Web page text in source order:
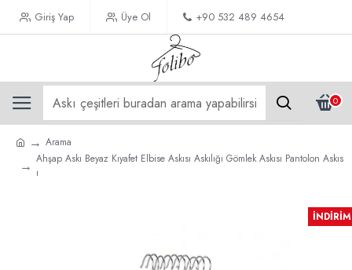
Giriş Yap Üye Ol +90 532 489 4654
0
Arama
Ahşap Askı Beyaz Kıyafet Elbise Askısı Askılığı Gömlek Askısı Pantolon Askıs
ı
İNDIRIM